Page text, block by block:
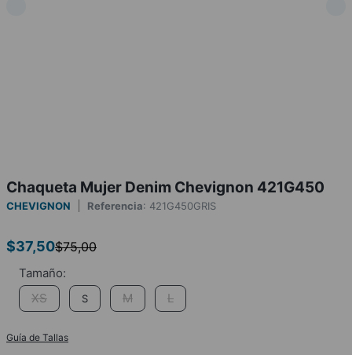
Chaqueta Mujer Denim Chevignon 421G450
CHEVIGNON Referencia: 421G450GRIS
$37,50$75,00
XS S M L
Guía de Tallas